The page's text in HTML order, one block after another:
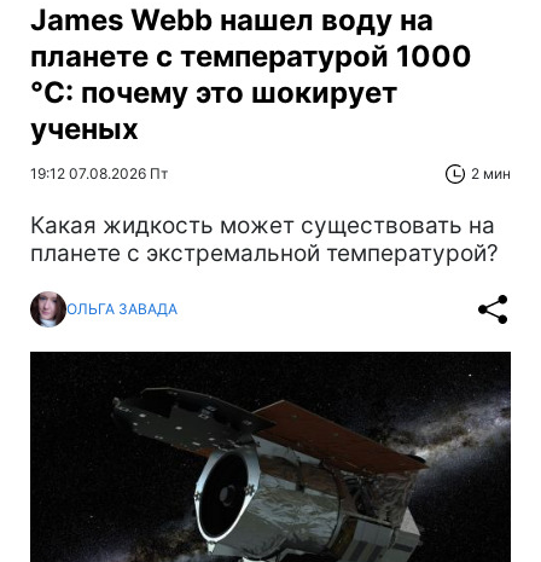
James Webb нашел воду на
планете с температурой 1000
°C: почему это шокирует
ученых
19:12 07.08.2026 Пт 2 мин
Какая жидкость может существовать на
планете с экстремальной температурой?
ОЛЬГА ЗАВАДА